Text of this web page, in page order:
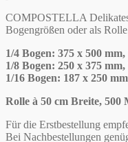
COMPOSTELLA
Bogengrößen oder als
1/4 Bogen: 375 x 500
1/8 Bogen: 250 x 375
1/16 Bogen: 187 x 250
Rolle à 50 cm Breite,
Für die Erstbestellung
Bei Nachbestellungen